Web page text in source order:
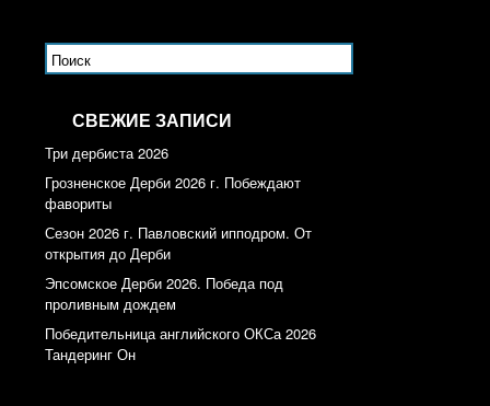
СВЕЖИЕ ЗАПИСИ
Три дербиста 2026
Грозненское Дерби 2026 г. Побеждают
фавориты
Сезон 2026 г. Павловский ипподром. От
открытия до Дерби
Эпсомское Дерби 2026. Победа под
проливным дождем
Победительница английского ОКСа 2026
Тандеринг Он